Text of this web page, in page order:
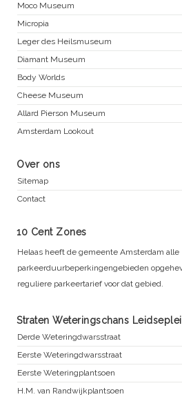
Moco Museum
Micropia
Leger des Heilsmuseum
Diamant Museum
Body Worlds
Cheese Museum
Allard Pierson Museum
Amsterdam Lookout
Over ons
Sitemap
Contact
10 Cent Zones
Helaas heeft de gemeente Amsterdam alle
parkeerduurbeperkingengebieden
reguliere parkeertarief voor dat gebied.
Straten Weteringschans
Derde Weteringdwarsstraat
Eerste Weteringdwarsstraat
Eerste Weteringplantsoen
H.M. van Randwijkplantsoen